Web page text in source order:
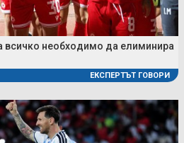
всичко необходимо да елиминира
ЕКСПЕРТЪТ ГОВОРИ